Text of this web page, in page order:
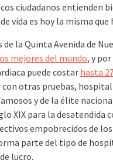
ciudadanos entienden
vida es hoy la misma que
la Quinta Avenida de
mejores del mundo, y
puede costar hasta
con otras pruebas,
y de la élite
XIX para la desatendida
empobrecidos de
parte del tipo de
lucro.